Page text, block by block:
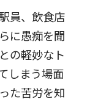
員、飲食店
に愚痴を聞
の軽妙なト
しまう場面
た苦労を知